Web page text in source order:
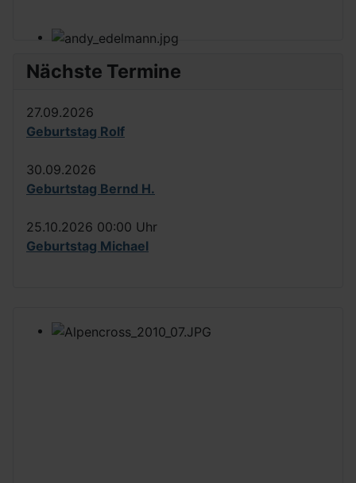
Nächste Termine
27.09.2026
Geburtstag Rolf
30.09.2026
Geburtstag Bernd H.
25.10.2026 00:00 Uhr
Geburtstag Michael